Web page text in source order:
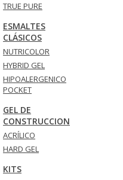
TRUE PURE
ESMALTES
CLÁSICOS
NUTRICOLOR
HYBRID GEL
HIPOALERGENICO
POCKET
GEL DE
CONSTRUCCION
ACRÍLICO
HARD GEL
KITS